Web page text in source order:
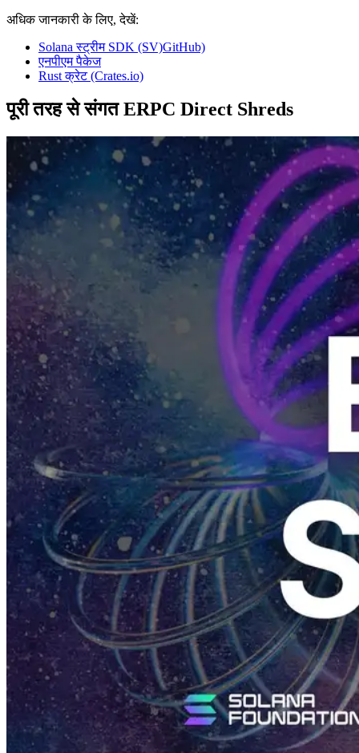
अधिक जानकारी के लिए, देखें:
Solana स्ट्रीम SDK (SV)GitHub)
एनपीएम पैकेज
Rust क्रेट (Crates.io)
पूरी तरह से संगत ERPC Direct Shreds